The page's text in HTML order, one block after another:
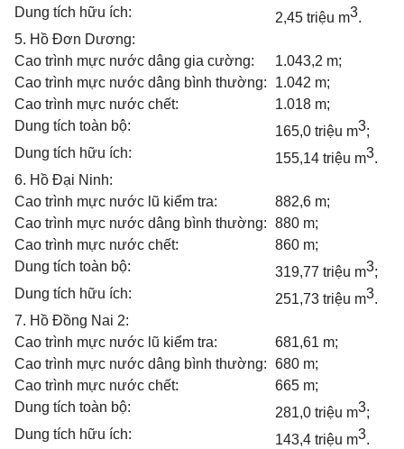
Dung tích hữu ích:
2,45 triệu m3.
5. Hồ Đơn Dương:
Cao trình mực nước dâng gia cường:
1.043,2 m;
Cao trình mực nước dâng bình thường:
1.042 m;
Cao trình mực nước chết:
1.018 m;
Dung tích toàn bộ:
165,0 triệu m3;
Dung tích hữu ích:
155,14 triệu m3.
6. Hồ Đại Ninh:
Cao trình mực nước lũ kiểm tra:
882,6 m;
Cao trình mực nước dâng bình thường: 880 m;
Cao trình mực nước chết:
860 m;
Dung tích toàn bộ:
319,77 triệu m3;
Dung tích hữu ích:
251,73 triệu m3.
7. Hồ Đồng Nai 2:
Cao trình mực nước lũ kiểm tra:
681,61 m;
Cao trình mực nước dâng bình thường: 680 m;
Cao trình mực nước chết:
665 m;
Dung tích toàn bộ:
281,0 triệu m3;
Dung tích hữu ích:
143,4 triệu m3.